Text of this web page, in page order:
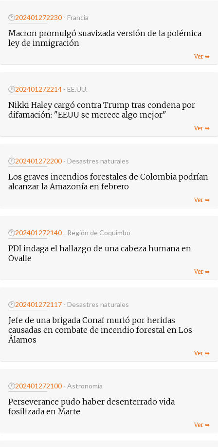
🕐202401272230 - Francia
Macron promulgó suavizada versión de la polémica
ley de inmigración
🕐202401272214 - EE.UU.
Nikki Haley cargó contra Trump tras condena por
difamación: "EEUU se merece algo mejor"
🕐202401272200 - Desastres naturales
Los graves incendios forestales de Colombia podrían
alcanzar la Amazonía en febrero
🕐202401272140 - Región de Coquimbo
PDI indaga el hallazgo de una cabeza humana en
Ovalle
🕐202401272117 - Desastres naturales
Jefe de una brigada Conaf murió por heridas
causadas en combate de incendio forestal en Los
Álamos
🕐202401272100 - Astronomía
Perseverance pudo haber desenterrado vida
fosilizada en Marte